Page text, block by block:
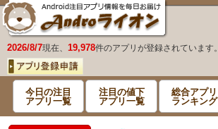
2026/8/7現在、 19,978件のアプリが登録されています。
今日の注目
アプリ一覧
注目の値下
アプリ一覧
総合アプリ
ランキング